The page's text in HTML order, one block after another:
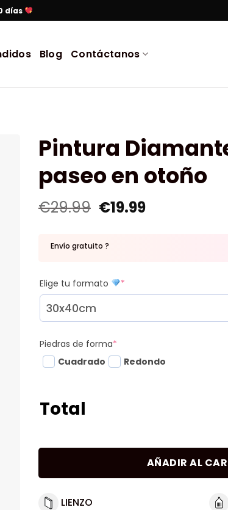
días
Blog Contáctanos
Pintura
paseo en otoño
€29.99 €19.99
Envío gratuito ?
Elige tu formato *
Piedras de forma*
Cuadrado
Redondo
Total
AÑADIR AL
LIENZO